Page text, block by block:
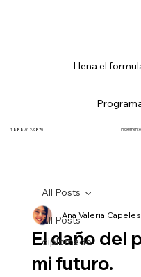
Llena el
1 888-912-9879
All Posts
diplomado
All Posts
El daño del
mi futuro.
Ana Valeria